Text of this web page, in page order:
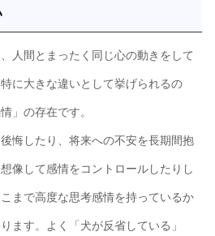
人間とまったく同じ心の動きをして
に大きな違いとして挙げられるの
」の存在です。
悔したり、将来への不安を長期間抱
像して感情をコントロールしたりし
まで高度な思考感情を持っているか
ます。よく「犬が反省している」